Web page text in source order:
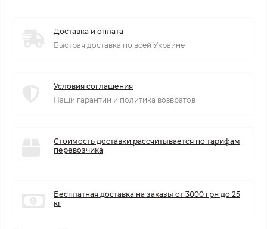
Доставка и оплата
Быстрая доставка по всей Украине
Условия соглашения
Наши гарантии и политика возвратов
Стоимость доставки рассчитывается по тарифам
перевозчика
Бесплатная доставка на заказы от 3000 грн до 25
кг